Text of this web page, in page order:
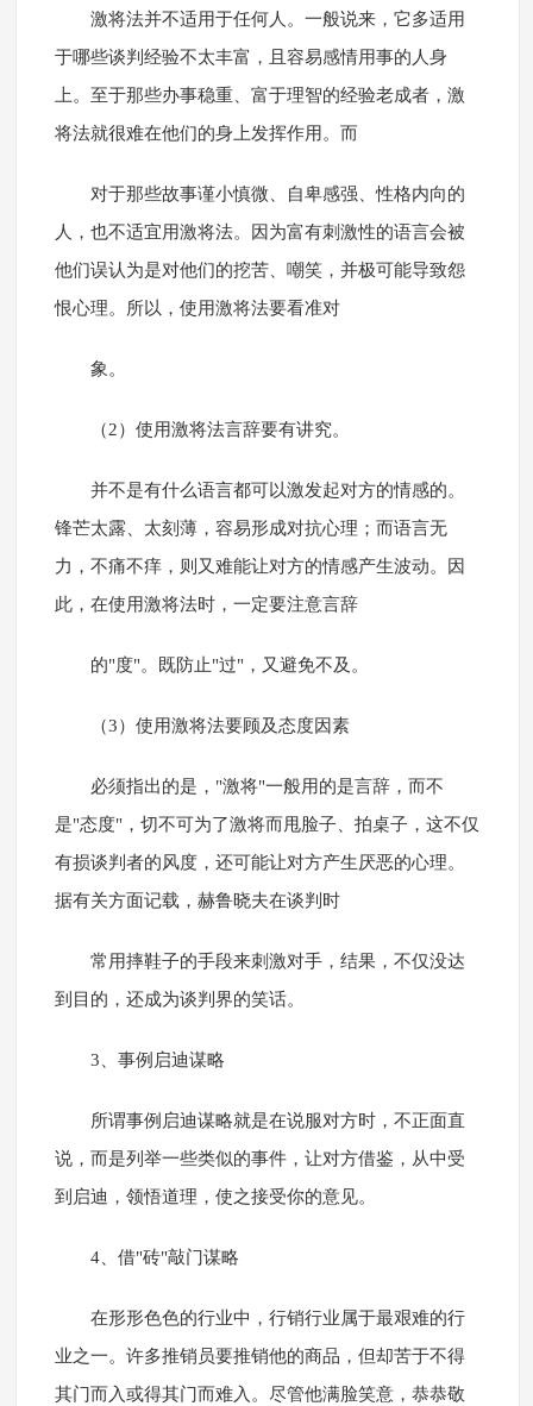
激将法并不适用于任何人。一般说来，它多适用
于哪些谈判经验不太丰富，且容易感情用事的人身
上。至于那些办事稳重、富于理智的经验老成者，激
将法就很难在他们的身上发挥作用。而
对于那些故事谨小慎微、自卑感强、性格内向的
人，也不适宜用激将法。因为富有刺激性的语言会被
他们误认为是对他们的挖苦、嘲笑，并极可能导致怨
恨心理。所以，使用激将法要看准对
象。
（2）使用激将法言辞要有讲究。
并不是有什么语言都可以激发起对方的情感的。
锋芒太露、太刻薄，容易形成对抗心理；而语言无
力，不痛不痒，则又难能让对方的情感产生波动。因
此，在使用激将法时，一定要注意言辞
的"度"。既防止"过"，又避免不及。
（3）使用激将法要顾及态度因素
必须指出的是，"激将"一般用的是言辞，而不
是"态度"，切不可为了激将而甩脸子、拍桌子，这不仅
有损谈判者的风度，还可能让对方产生厌恶的心理。
据有关方面记载，赫鲁晓夫在谈判时
常用摔鞋子的手段来刺激对手，结果，不仅没达
到目的，还成为谈判界的笑话。
3、事例启迪谋略
所谓事例启迪谋略就是在说服对方时，不正面直
说，而是列举一些类似的事件，让对方借鉴，从中受
到启迪，领悟道理，使之接受你的意见。
4、借"砖"敲门谋略
在形形色色的行业中，行销行业属于最艰难的行
业之一。许多推销员要推销他的商品，但却苦于不得
其门而入或得其门而难入。尽管他满脸笑意，恭恭敬